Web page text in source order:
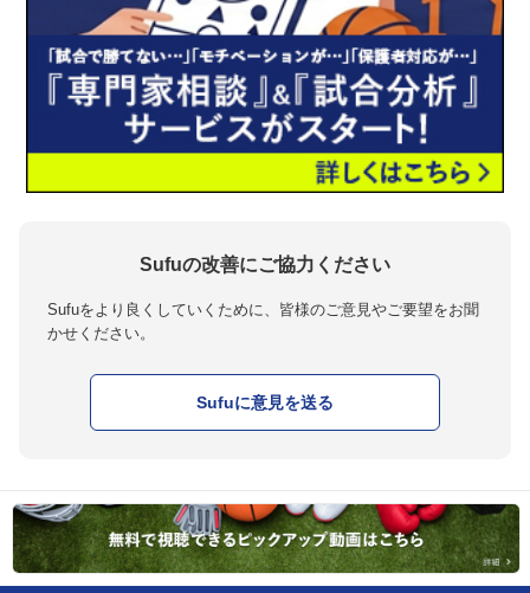
Sufuの改善にご協力ください
Sufuをより良くしていくために、皆様のご意見やご要望をお聞
かせください。
Sufuに意見を送る